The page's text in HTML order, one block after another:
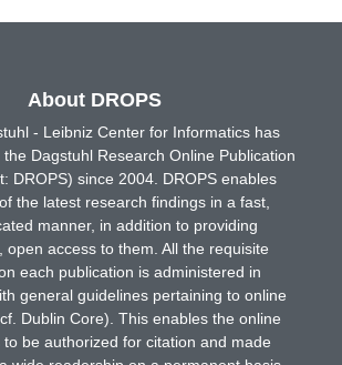
About DROPS
- Leibniz Center for Informatics has
Dagstuhl Research Online Publication
DROPS) since 2004. DROPS enables
the latest research findings in a fast,
manner, in addition to providing
open access to them. All the requisite
each publication is administered in
general guidelines pertaining to online
Dublin Core). This enables the online
to be authorized for citation and made